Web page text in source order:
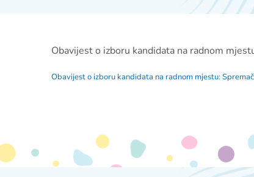
Obavijest o izboru kandidata na radnom
Obavijest o izboru kandidata na radnom mjestu: